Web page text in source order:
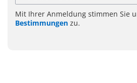
Mit Ihrer Anmeldung stimmen Sie
Bestimmungen zu.